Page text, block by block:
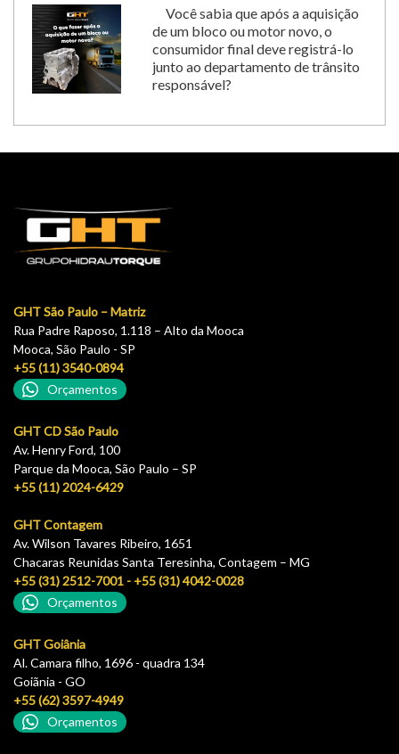
Você sabia que após a aquisição
de um bloco ou motor novo, o
consumidor final deve registrá-lo
junto ao departamento de trânsito
responsável?
GHT São Paulo – Matriz
Rua Padre Raposo, 1.118 – Alto da Mooca
Mooca, São Paulo - SP
+55 (11) 3540-0894
Orçamentos
GHT CD São Paulo
Av. Henry Ford, 100
Parque da Mooca, São Paulo – SP
+55 (11) 2024-6429
GHT Contagem
Av. Wilson Tavares Ribeiro, 1651
Chacaras Reunidas Santa Teresinha, Contagem – MG
+55 (31) 2512-7001 - +55 (31) 4042-0028
Orçamentos
GHT Goiânia
Al. Camara filho, 1696 - quadra 134
Goiãnia - GO
+55 (62) 3597-4949
Orçamentos